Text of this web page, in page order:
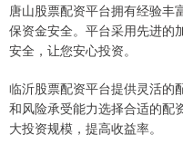
唐山股票配资平台拥有经验丰
保资金安全。平台采用先进的
安全，让您安心投资。
临沂股票配资平台提供灵活的
和风险承受能力选择合适的配
大投资规模，提高收益率。